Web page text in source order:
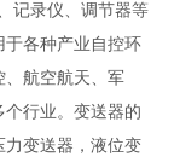
记录仪、调节器等
于各种产业自控环
、航空航天、军
行业。变送器的
力变送器，液位变